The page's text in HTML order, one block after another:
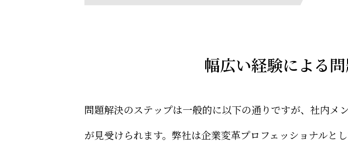
幅広い経験による
問題解決のステップは一般的に以下の通りですが、社内メ
が見受けられます。弊社は企業変革プロフェッショナルと